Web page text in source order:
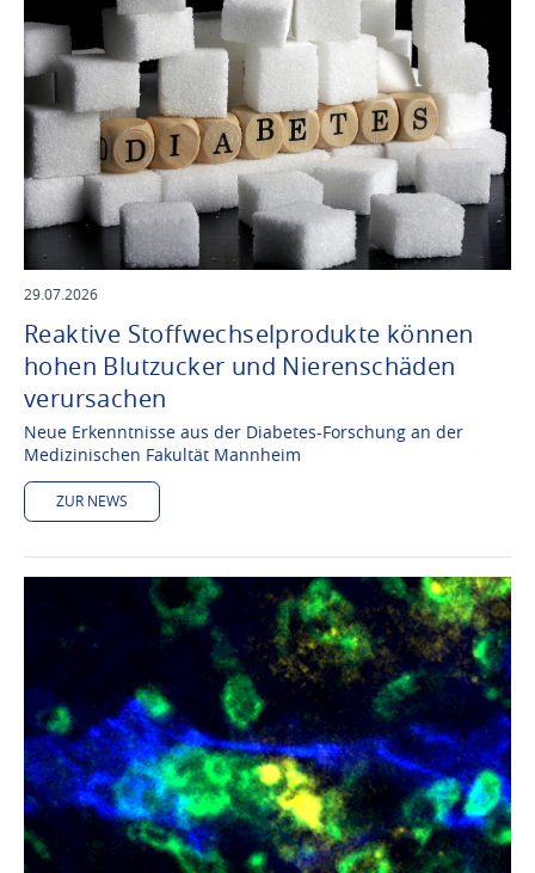
29.07.2026
Reaktive Stoffwechselprodukte können
hohen Blutzucker und Nierenschäden
verursachen
Neue Erkenntnisse aus der Diabetes-Forschung an der
Medizinischen Fakultät Mannheim
ZUR NEWS